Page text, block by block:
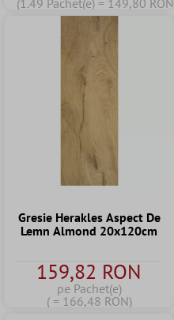
(1.49 Pachet(e) = 149,80 RON)
Gresie Herakles Aspect De
Lemn Almond 20x120cm
159,82 RON
pe Pachet(e)
( = 166,48 RON)